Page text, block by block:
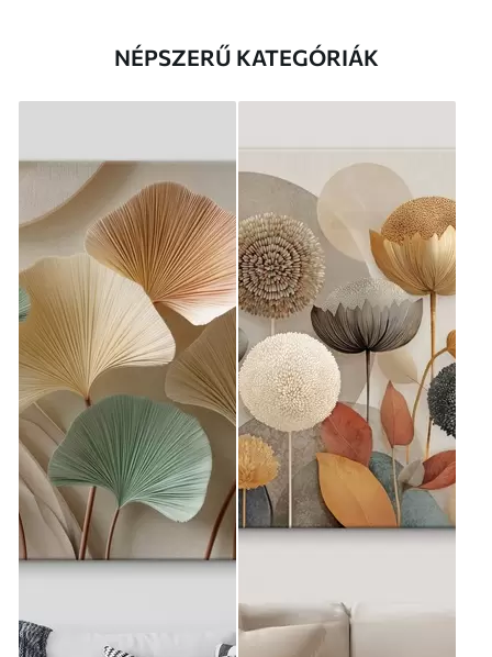
NÉPSZERŰ KATEGÓRIÁK